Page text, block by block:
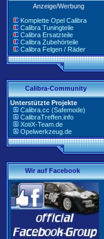
Anzeige/Werbung
Komplette Opel Calibra
Calibra Tuningteile
Calibra Ersatzteile
Calibra Zubehörteile
Calibra Felgen / Räder
Calibra-Community
Unterstützte Projekte
Calibra.cc (Safemode)
CalibraTreffen.info
XotiX-Team.de
Opelwerkzeug.de
Wir auf Facebook